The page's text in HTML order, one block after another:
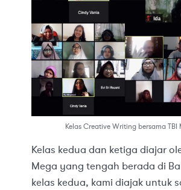
Kelas Creative Writing bersama TBI
Kelas kedua dan ketiga diajar
Mega yang tengah berada di
kelas kedua, kami diajak untuk